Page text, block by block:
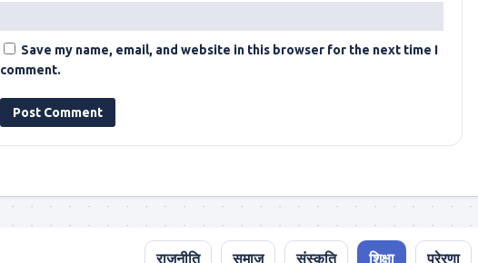
Save my name, email, and website in this browser for the next time I
comment.
राजनीति समाज संस्कृति शिक्षा प्रेरणा